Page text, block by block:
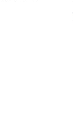
得优质服